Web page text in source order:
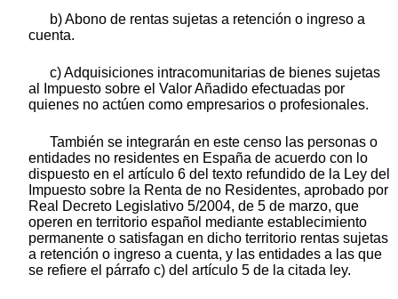
b) Abono de rentas sujetas a retención o ingreso a
cuenta.
c) Adquisiciones intracomunitarias de bienes sujetas
al Impuesto sobre el Valor Añadido efectuadas por
quienes no actúen como empresarios o profesionales.
También se integrarán en este censo las personas o
entidades no residentes en España de acuerdo con lo
dispuesto en el artículo 6 del texto refundido de la Ley del
Impuesto sobre la Renta de no Residentes, aprobado por
Real Decreto Legislativo 5/2004, de 5 de marzo, que
operen en territorio español mediante establecimiento
permanente o satisfagan en dicho territorio rentas sujetas
a retención o ingreso a cuenta, y las entidades a las que
se refiere el párrafo c) del artículo 5 de la citada ley.